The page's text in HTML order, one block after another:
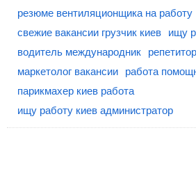
резюме вентиляционщика на работу
свежие вакансии грузчик киев
ищу
водитель международник
маркетолог вакансии
работа
парикмахер киев работа
ищу работу киев администратор